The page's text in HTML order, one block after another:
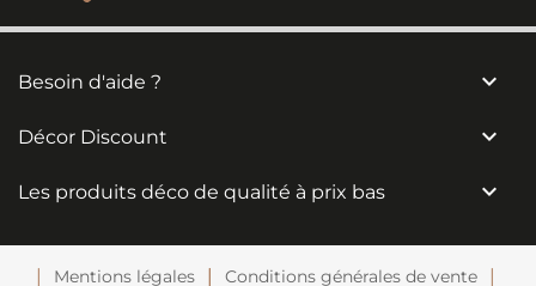
Besoin d'aide ? 
Décor Discount 
Les produits déco de qualité à prix bas 
Mentions légales Conditions générales de vente